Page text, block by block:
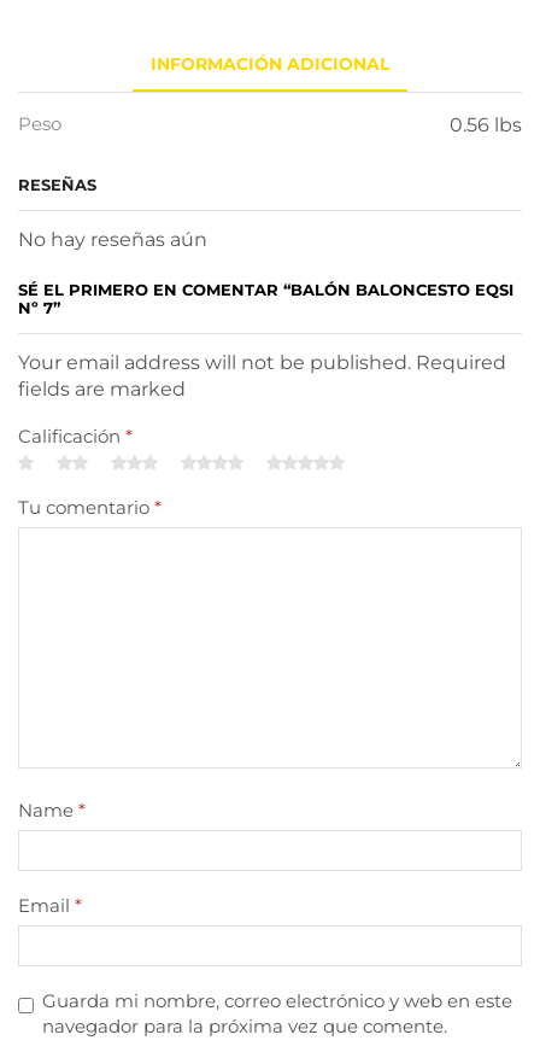
INFORMACIÓN ADICIONAL
Peso 0.56 lbs
RESEÑAS
No hay reseñas aún
SÉ EL PRIMERO EN COMENTAR “BALÓN BALONCESTO EQSI
Nº 7”
Your email address will not be published. Required
fields are marked
Calificación *
Tu comentario *
Name *
Email *
Guarda mi nombre, correo electrónico y web en este
navegador para la próxima vez que comente.